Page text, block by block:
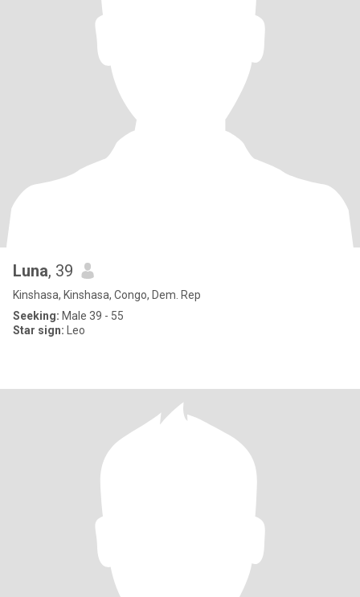
Luna, 39
Kinshasa, Kinshasa, Congo, Dem. Rep
Seeking: Male 39 - 55
Star sign: Leo